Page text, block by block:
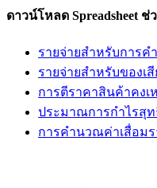
ดาวน์โหลด Spreadsheet
รายจ่ายสำหรับการ
รายจ่ายสำหรับของเ
การตีราคาสินค้าคงเ
ประมาณการกำไรสุท
การคำนวณค่าเสื่อมร